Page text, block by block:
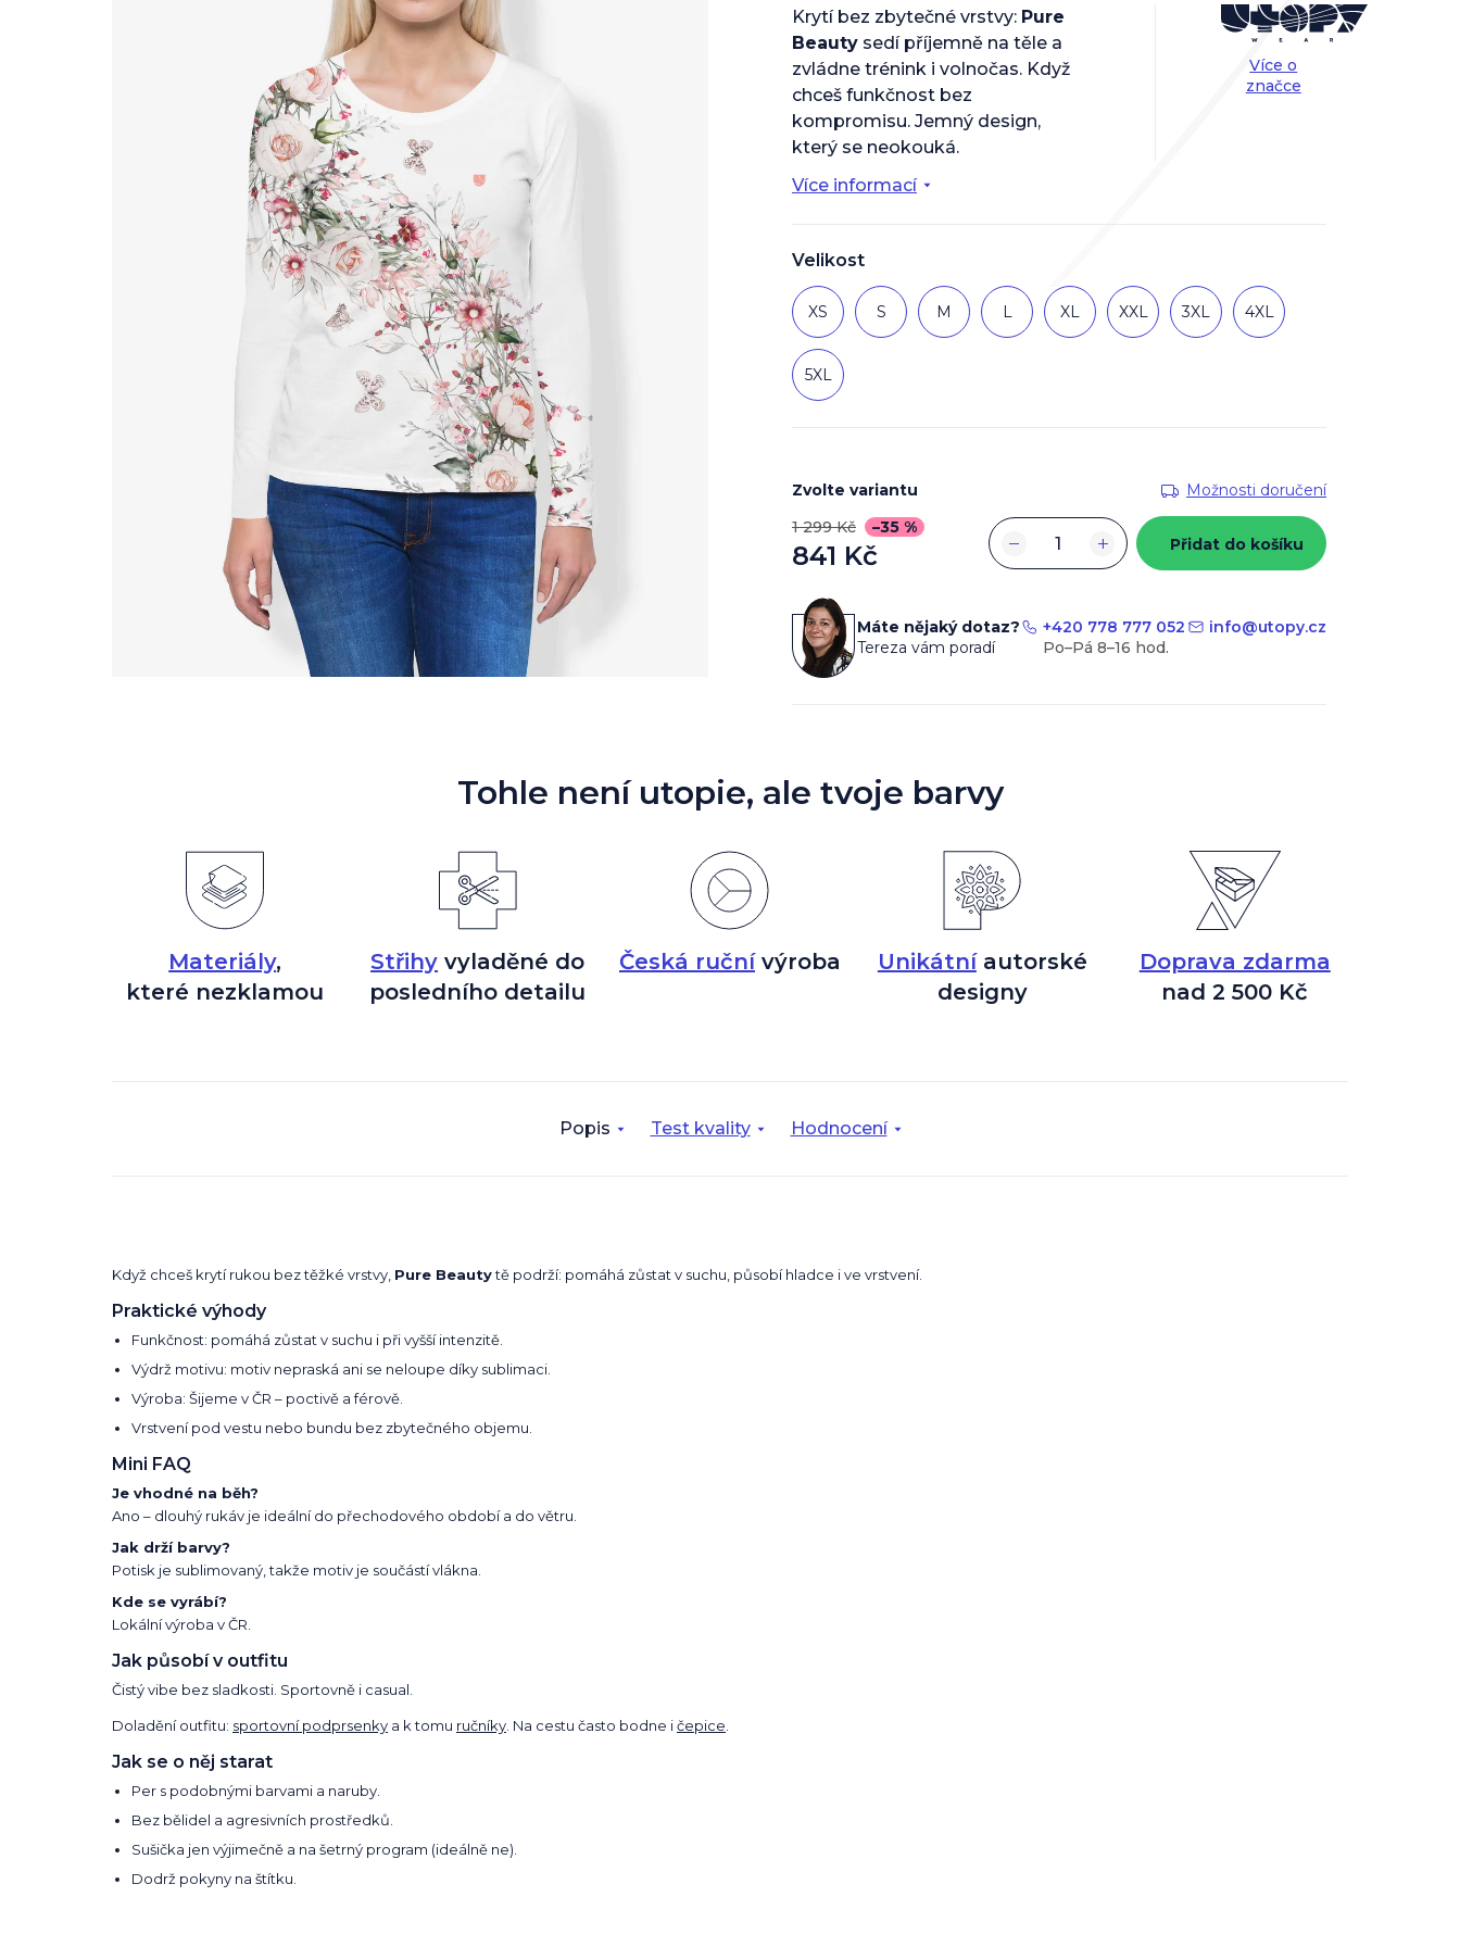
Velikost
XS S M L XL XXL 3XL 4XL
5XL
Více informací
Krytí bez zbytečné vrstvy: Pure
Beauty sedí příjemně na těle a
zvládne trénink i volnočas. Když
chceš funkčnost bez
kompromisu. Jemný design,
který se neokouká.
Více o
značce
Zvolte variantu
Možnosti doručení
1 299 Kč
–35 %
841 Kč
cena:
+
− Přidat do košíku
0,0
z
5
hvězdiček.
Máte nějaký dotaz?
Tereza vám poradí
+420 778 777 052 info@utopy.cz
Tohle není utopie, ale tvoje barvy
Materiály,
které nezklamou
Střihy vyladěné do
posledního detailu
Česká ručnívýroba Unikátníautorské
designy
Doprava zdarma
nad 2 500 Kč
Popis Test kvality Hodnocení
Když chceš krytí rukou bez těžké vrstvy, Pure Beautytě podrží: pomáhá zůstat v suchu, působí hladce i ve vrstvení.
Praktické výhody
Funkčnost: pomáhá zůstat v suchu i při vyšší intenzitě.
Výdrž motivu: motiv nepraská ani se neloupe díky sublimaci.
Výroba: Šijeme v ČR – poctivě a férově.
Vrstvení pod vestu nebo bundu bez zbytečného objemu.
Mini FAQ
Je vhodné na běh?
Ano – dlouhý rukáv je ideální do přechodového období a do větru.
Jak drží barvy?
Potisk je sublimovaný, takže motiv je součástí vlákna.
Kde se vyrábí?
Lokální výroba v ČR.
Jak působí v outfitu
Čistý vibe bez sladkosti. Sportovně i casual.
Doladění outfitu: sportovní podprsenky a k tomu ručníky . Na cestu často bodne ičepice
Jak se o něj starat
Per s podobnými barvami a naruby.
Bez bělidel a agresivních prostředků.
Sušička jen výjimečně a na šetrný program (ideálně ne).
Dodrž pokyny na štítku.